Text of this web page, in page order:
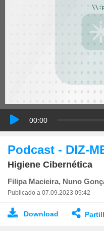
00:00
Podcast - DIZ-
Higiene Cibernética
Filipa Macieira, Nuno
Publicado a 07.09.2023 09:42
Download